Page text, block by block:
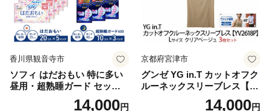
香川県観音寺市
ソフィ はだおもい 特に多い
昼用・超熟睡ガード セット
羽付き ナプキン 生理用品 サ
ニタリー ユニ・チャーム
14,000円
京都府宮津市
グンゼ YG in.T カットオフク
ルーネックスリーブレス【Y
V2618P】Lサイズ クリアベ
ージュ3枚セット [№5716-04
14,000円